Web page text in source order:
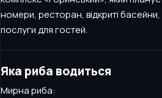
номери, ресторан, відкриті
послуги для гостей.
Яка риба водиться
Мирна риба: